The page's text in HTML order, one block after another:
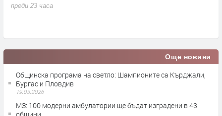
преди 23 часа
Още новини
Общинска програма на светло: Шампионите са Кърджали,
Бургас и Пловдив
19.03.2026
МЗ: 100 модерни амбулатории ще бъдат изградени в 43